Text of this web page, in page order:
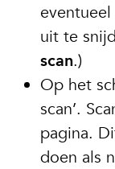
uit te
scan.)
Op het
scan’.
pagina.
doen als